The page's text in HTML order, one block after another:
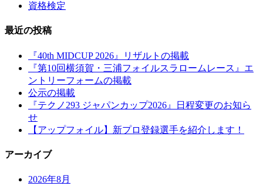
資格検定
最近の投稿
『40th MIDCUP 2026』リザルトの掲載
『第10回横須賀・三浦フォイルスラロームレース』エ
ントリーフォームの掲載
公示の掲載
『テクノ293 ジャパンカップ2026』日程変更のお知ら
せ
【アップフォイル】新プロ登録選手を紹介します！
アーカイブ
2026年8月